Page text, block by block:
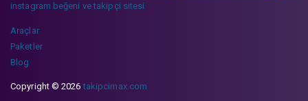
instagram beğeni ve takipçi sitesi
Araçlar
Paketler
Blog
Copyright © 2026takipcimax.com